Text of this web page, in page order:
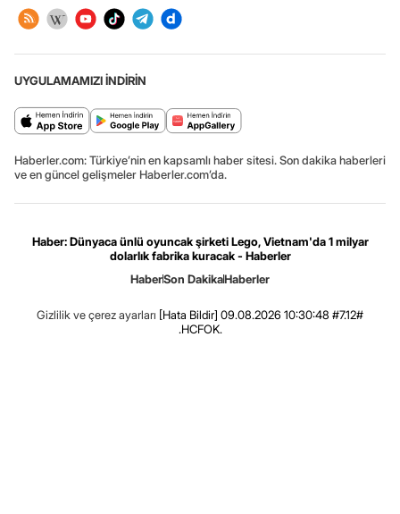
UYGULAMAMIZI İNDİRİN
Haberler.com: Türkiye’nin en kapsamlı haber sitesi. Son dakika haberleri
ve en güncel gelişmeler Haberler.com’da.
Haber: Dünyaca ünlü oyuncak şirketi Lego, Vietnam'da 1 milyar
dolarlık fabrika kuracak - Haberler
HaberSon DakikaHaberler
Gizlilik ve çerez ayarları [Hata Bildir] 09.08.2026 10:30:48 #7.12#
.HCFOK.